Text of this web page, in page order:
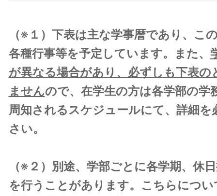
（※１）下表は主な学事暦であり、こ
各種行事等を予定しています。また、
が異なる場合があり、必ずしも下表の
ませんので、在学生の方は各学部の学
周知されるスケジュールにて、詳細を
さい。
（※２）別途、学部ごとに各学期、休
を行うことがあります。こちらについ